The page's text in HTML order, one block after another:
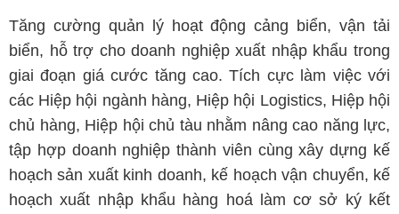
Tăng cường quản lý hoạt động cảng biển, vận tải
biển, hỗ trợ cho doanh nghiệp xuất nhập khẩu trong
giai đoạn giá cước tăng cao. Tích cực làm việc với
các Hiệp hội ngành hàng, Hiệp hội Logistics, Hiệp hội
chủ hàng, Hiệp hội chủ tàu nhằm nâng cao năng lực,
tập hợp doanh nghiệp thành viên cùng xây dựng kế
hoạch sản xuất kinh doanh, kế hoạch vận chuyển, kế
hoạch xuất nhập khẩu hàng hoá làm cơ sở ký kết